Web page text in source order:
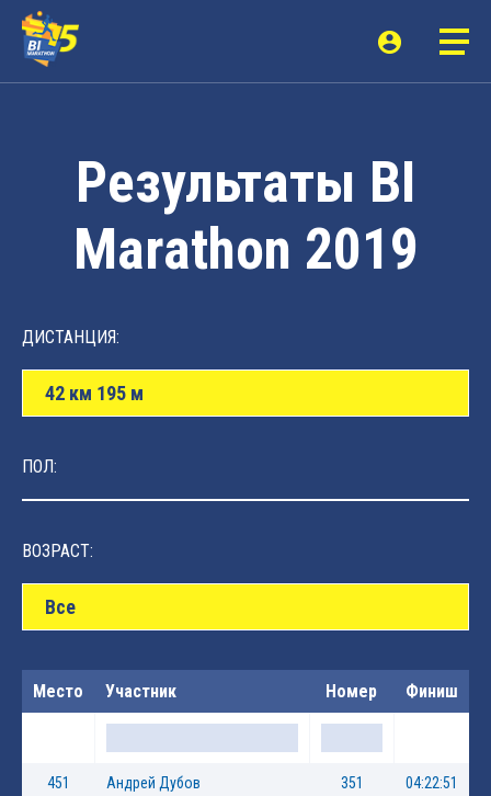
Результаты BI
Marathon 2019
ДИСТАНЦИЯ:
42 км 195 м
ПОЛ:
ВОЗРАСТ:
Все
Место Участник Номер Финиш
451 Андрей Дубов 351 04:22:51